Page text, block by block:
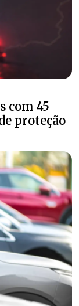
com 45
proteção